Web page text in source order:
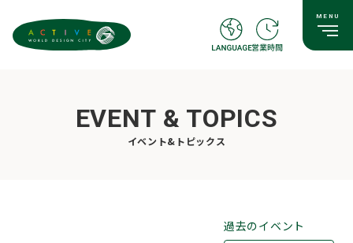
EVENT & TOPICS
イベント&トピックス
過去のイベント